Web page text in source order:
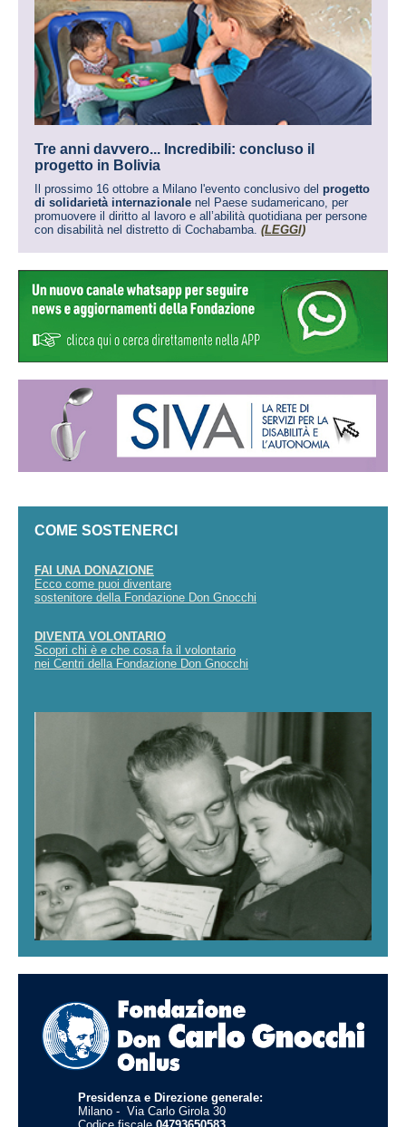
Tre anni davvero... Incredibili: concluso il
progetto in Bolivia
Il prossimo 16 ottobre a Milano l'evento conclusivo del progetto
di solidarietà internazionale nel Paese sudamericano, per
promuovere il diritto al lavoro e all’abilità quotidiana per persone
con disabilità nel distretto di Cochabamba. (LEGGI)
COME SOSTENERCI
FAI UNA DONAZIONE
Ecco come puoi diventare
sostenitore della Fondazione Don Gnocchi
DIVENTA VOLONTARIO
Scopri chi è e che cosa fa il volontario
nei Centri della Fondazione Don Gnocchi
Presidenza e Direzione generale:
Milano - Via Carlo Girola 30